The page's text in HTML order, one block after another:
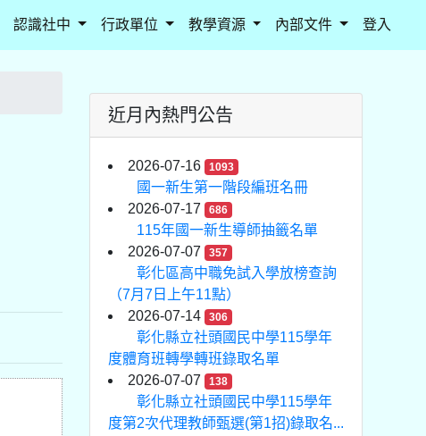
認識社中 行政單位 教學資源 內部文件 登入
近月內熱門公告
2026-07-16 1093
國一新生第一階段編班名冊
2026-07-17
686
115年國一新生導師抽籤名單
2026-07-07
357
彰化區高中職免試入學放榜查詢
（7月7日上午11點）
2026-07-14
306
彰化縣立社頭國民中學115學年
度體育班轉學轉班錄取名單
2026-07-07
138
彰化縣立社頭國民中學115學年
度第2次代理教師甄選(第1招)錄取名...